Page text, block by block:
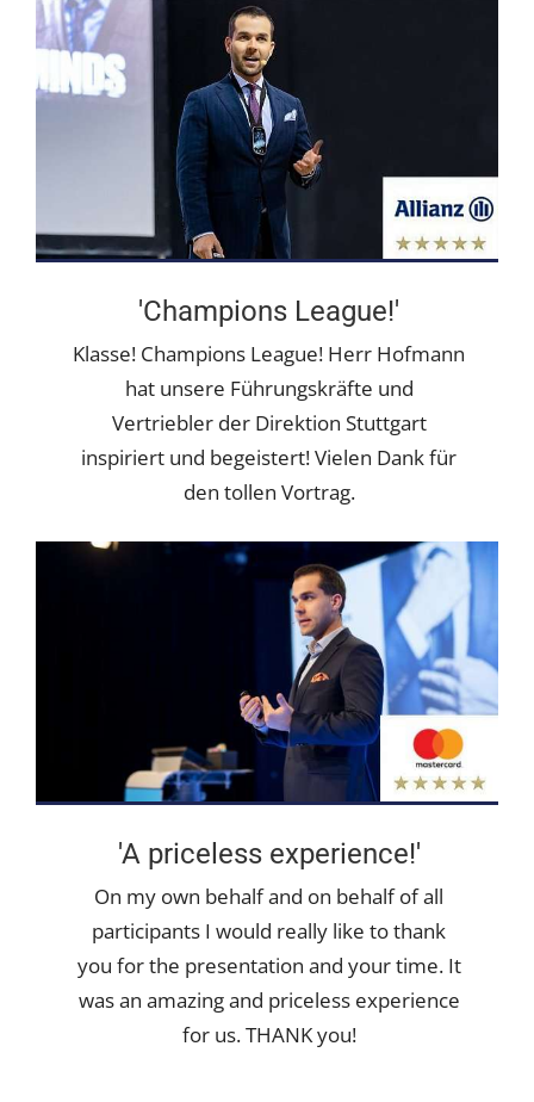
'Champions League!'
Klasse! Champions League! Herr Hofmann
hat unsere Führungskräfte und
Vertriebler der Direktion Stuttgart
inspiriert und begeistert! Vielen Dank für
den tollen Vortrag.
'A priceless experience!'
On my own behalf and on behalf of all
participants I would really like to thank
you for the presentation and your time. It
was an amazing and priceless experience
for us. THANK you!